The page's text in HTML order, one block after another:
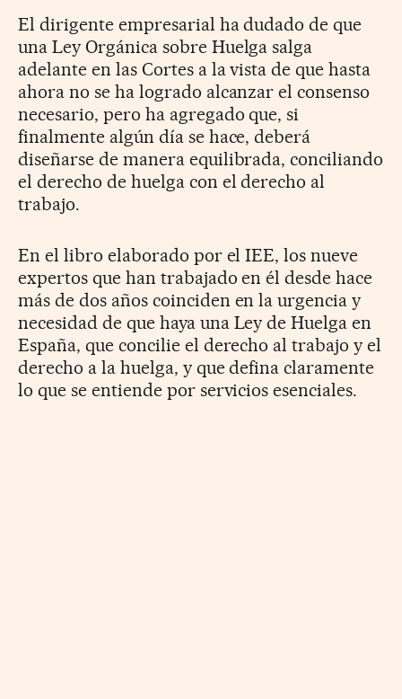
El dirigente empresarial ha dudado de que
una Ley Orgánica sobre Huelga salga
adelante en las Cortes a la vista de que hasta
ahora no se ha logrado alcanzar el consenso
necesario, pero ha agregado que, si
finalmente algún día se hace, deberá
diseñarse de manera equilibrada, conciliando
el derecho de huelga con el derecho al
trabajo.
En el libro elaborado por el IEE, los nueve
expertos que han trabajado en él desde hace
más de dos años coinciden en la urgencia y
necesidad de que haya una Ley de Huelga en
España, que concilie el derecho al trabajo y el
derecho a la huelga, y que defina claramente
lo que se entiende por servicios esenciales.